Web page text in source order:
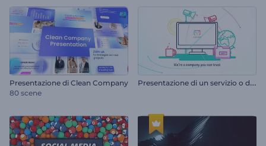
Presentazione di Clean Company
80 scene
P
resentazione di un servizio o di un'azienda stimolante